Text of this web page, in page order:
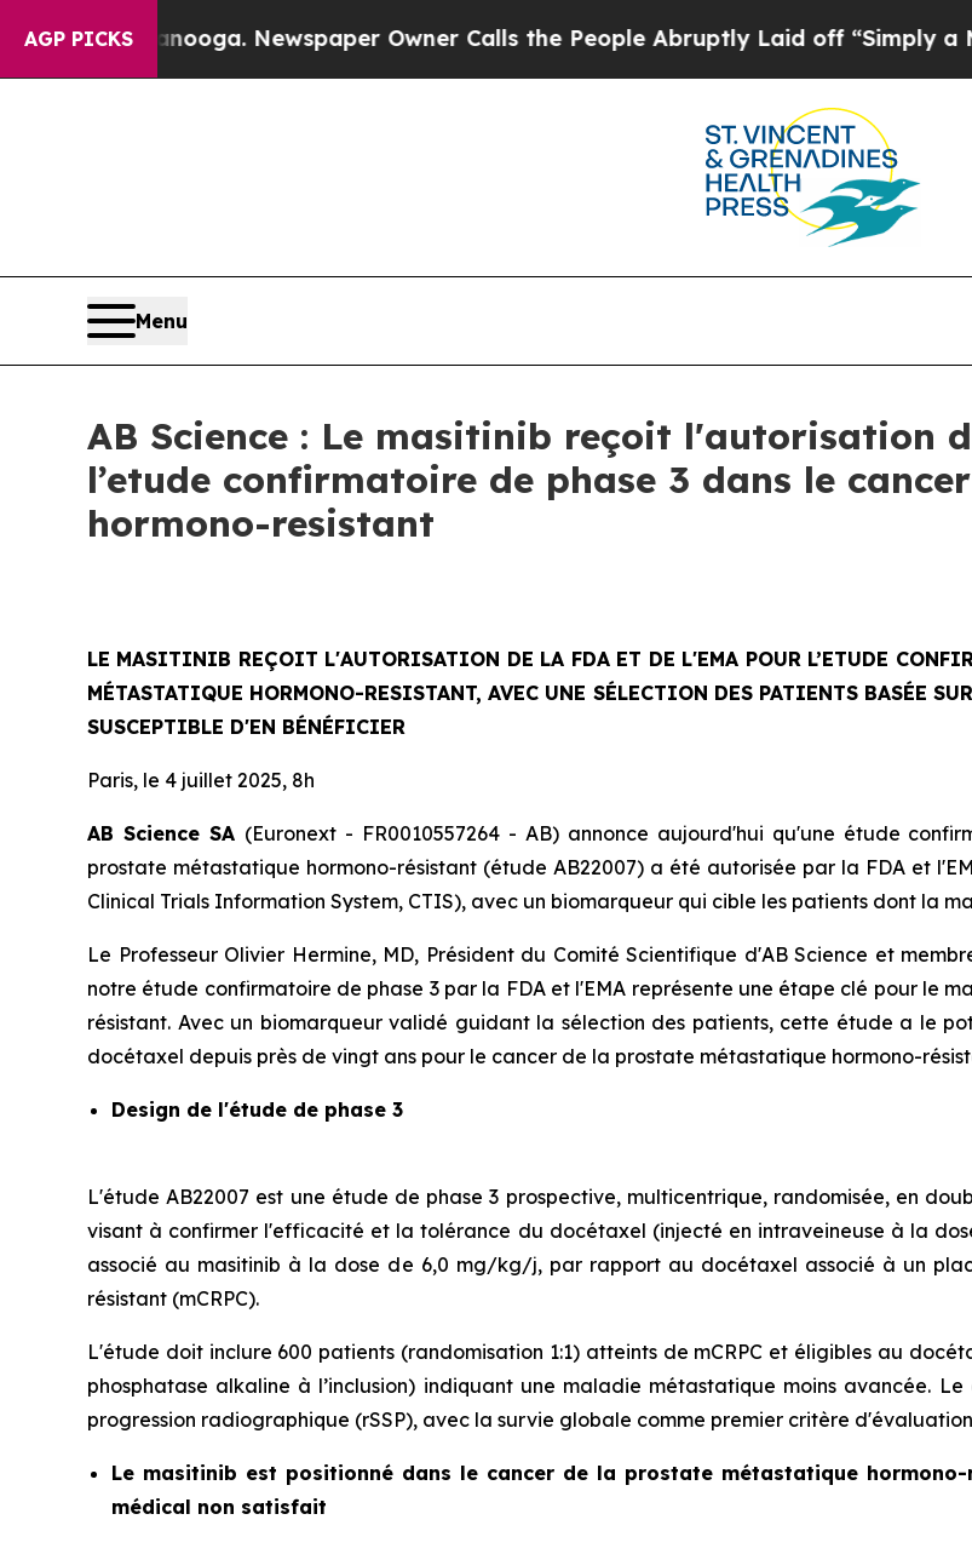
AGP PICKSNewspaper Owner Calls the People Abruptly Laid off “Simply a Math
Menu
AB Science : Le masitinib reçoit l'autorisation
l’etude confirmatoire de phase 3 dans le
hormono-resistant
LE MASITINIB REÇOIT L'AUTORISATION DE LA FDA ET DE L'EMA POUR L’ETUDE
MÉTASTATIQUE HORMONO-RESISTANT, AVEC UNE SÉLECTION DES PATIENTS BASÉE
SUSCEPTIBLE D'EN BÉNÉFICIER
Paris, le 4 juillet 2025, 8h
AB Science SA (Euronext - FR0010557264 - AB) annonce aujourd'hui qu'une étude
prostate métastatique hormono-résistant (étude AB22007) a été autorisée par la FDA et
Clinical Trials Information System, CTIS), avec un biomarqueur qui cible les patients dont la
Le Professeur Olivier Hermine, MD, Président du Comité Scientifique d'AB Science et
notre étude confirmatoire de phase 3 par la FDA et l'EMA représente une étape clé pour le
résistant. Avec un biomarqueur validé guidant la sélection des patients, cette étude a le
docétaxel depuis près de vingt ans pour le cancer de la prostate métastatique hormono-
Design de l'étude de phase 3
L'étude AB22007 est une étude de phase 3 prospective, multicentrique, randomisée, en
visant à confirmer l'efficacité et la tolérance du docétaxel (injecté en intraveineuse à la
associé au masitinib à la dose de 6,0 mg/kg/j, par rapport au docétaxel associé à un
résistant (mCRPC).
L'étude doit inclure 600 patients (randomisation 1:1) atteints de mCRPC et éligibles au
phosphatase alkaline à l’inclusion) indiquant une maladie métastatique moins avancée.
progression radiographique (rSSP), avec la survie globale comme premier critère
Le masitinib est positionné dans le cancer de la prostate métastatique
médical non satisfait